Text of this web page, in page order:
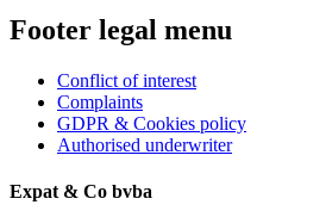
Footer legal menu
Conflict of interest
Complaints
GDPR & Cookies policy
Authorised underwriter
Expat & Co bvba